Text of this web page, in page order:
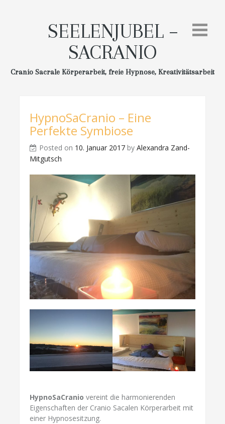
SEELENJUBEL –
SACRANIO
Cranio Sacrale Körperarbeit, freie Hypnose, Kreativitätsarbeit
HypnoSaCranio – Eine
Perfekte Symbiose
Posted on 10. Januar 2017by Alexandra Zand-
Mitgutsch
HypnoSaCranio vereint die harmonierenden
Eigenschaften der Cranio Sacalen Körperarbeit mit
einer Hypnosesitzung.